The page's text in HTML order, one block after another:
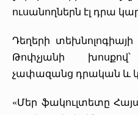
ուսանողներն էլ դրա
Դեղերի
Թոփչյանի
չափազանց դրական և
«Մեր ֆակուլտետը